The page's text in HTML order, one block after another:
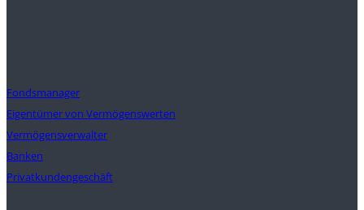
Fondsmanager
Eigentümer von Vermögenswerten
Vermögensverwalter
Banken
Privatkundengeschäft